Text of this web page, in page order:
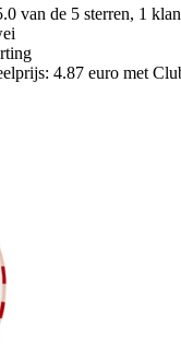
van de 5 sterren, 1
4.87 euro met